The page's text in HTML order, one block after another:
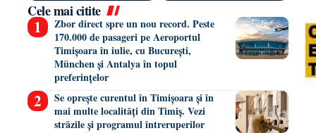
Cele mai citite
Zbor direct spre un nou record. Peste
170.000 de pasageri pe Aeroportul
Timișoara în iulie, cu București,
München și Antalya în topul
preferințelor
Se oprește curentul în Timișoara și în
mai multe localități din Timiș. Vezi
străzile și programul întreruperilor